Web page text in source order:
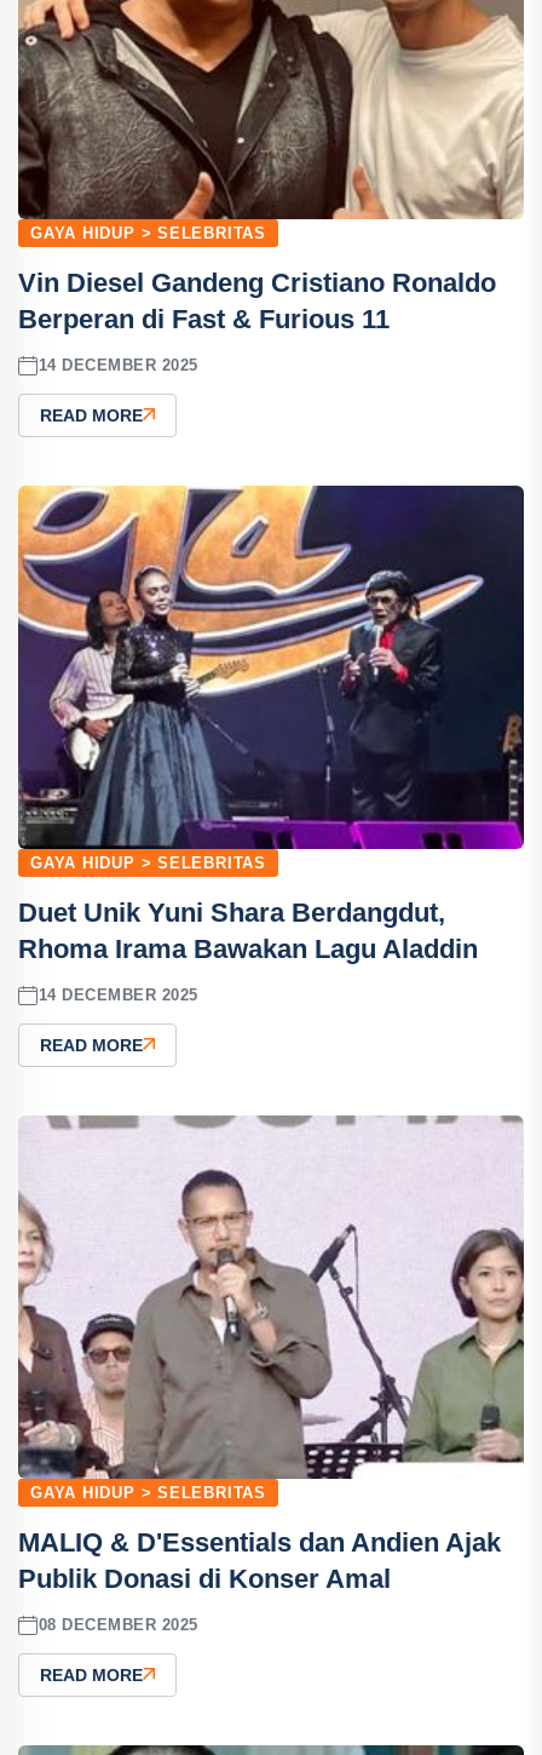
GAYA HIDUP > SELEBRITAS
Vin Diesel Gandeng Cristiano Ronaldo
Berperan di Fast & Furious 11
14 DECEMBER 2025
READ MORE
GAYA HIDUP > SELEBRITAS
Duet Unik Yuni Shara Berdangdut,
Rhoma Irama Bawakan Lagu Aladdin
14 DECEMBER 2025
READ MORE
GAYA HIDUP > SELEBRITAS
MALIQ & D'Essentials dan Andien Ajak
Publik Donasi di Konser Amal
08 DECEMBER 2025
READ MORE